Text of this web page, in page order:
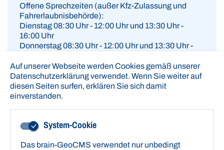
Auf unserer Webseite werden Cookies gemäß unserer
Datenschutzerklärung verwendet. Wenn Sie weiter auf
diesen Seiten surfen, erklären Sie sich damit
einverstanden.
System-Cookie
Das brain-GeoCMS verwendet nur unbedingt
Offene Sprechzeiten (außer Kfz-Zulassung und
Fahrerlaubnisbehörde):
Dienstag 08:30 Uhr - 12:00 Uhr und 13:30 Uhr -
16:00 Uhr
Donnerstag 08:30 Uhr - 12:00 Uhr und 13:30 Uhr -
Wir bitten um eine Vereinbarung von Terminen, um
die Bearbeitung der Anliegen zu beschleunigen.
Montag, Mittwoch, Freitag - Nur mit Termin
Öffnungszeiten Kfz-Zulassung und
Fahrerlaubnisbehörde
Ausschließlich mitTermin.